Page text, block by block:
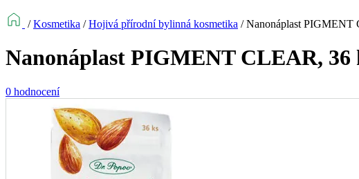
/Kosmetika /Hojivá přírodní bylinná kosmetika /Nanonáplast PIGMENT
Nanonáplast PIGMENT CLEAR, 36
0 hodnocení